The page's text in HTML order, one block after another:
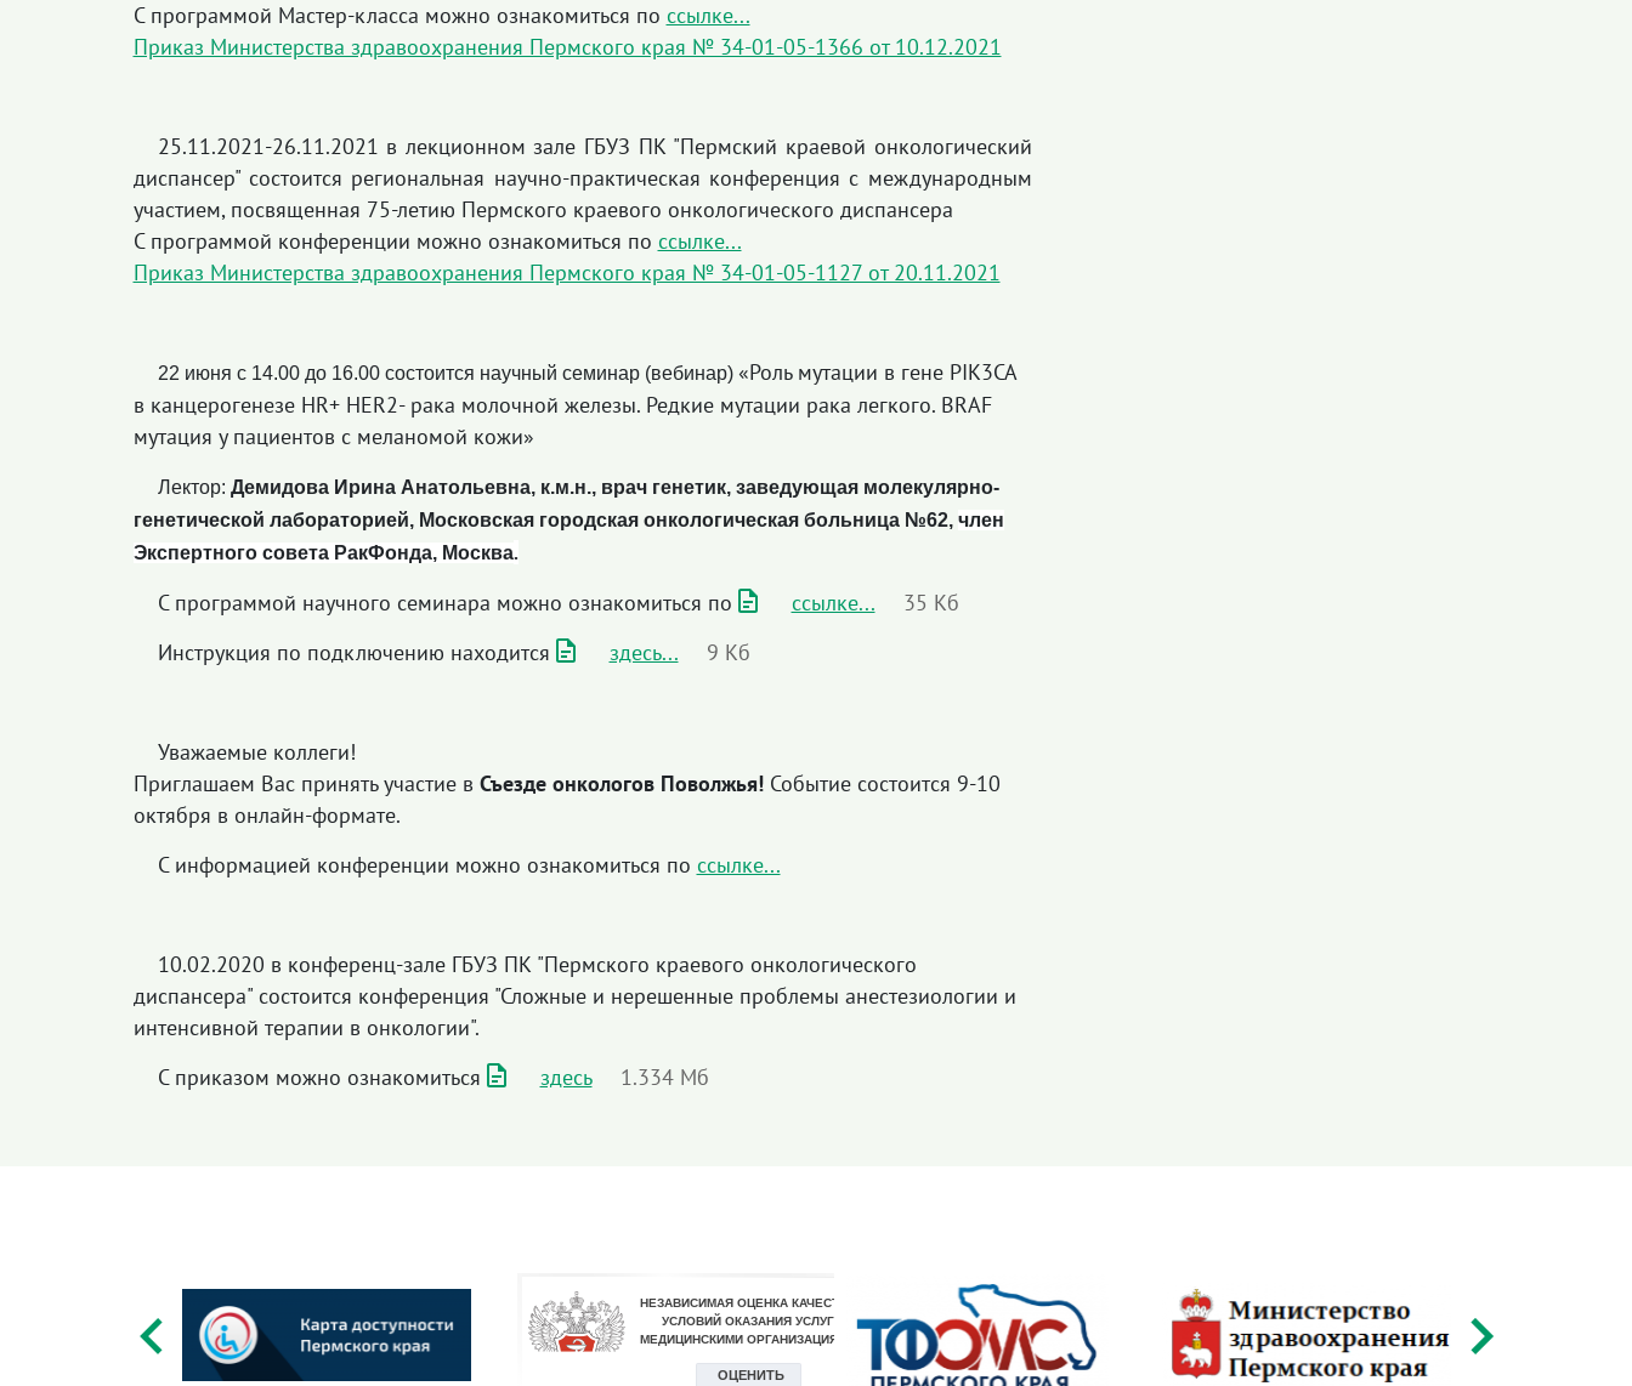
С программой Мастер-класса можно ознакомиться по ссылке...
Приказ Министерства здравоохранения Пермского края № 34-01-05-1366 от 10.12.2021
25.11.2021-26.11.2021 в лекционном зале ГБУЗ ПК "Пермский краевой онкологический
диспансер" состоится региональная научно-практическая конференция с международным
участием, посвященная 75-летию Пермского краевого онкологического диспансера
С программой конференции можно ознакомиться по ссылке...
Приказ Министерства здравоохранения Пермского края № 34-01-05-1127 от 20.11.2021
22 июня с 14.00 до 16.00 состоится научный семинар (вебинар) «Роль мутации в гене PIK3CA
в канцерогенезе HR+ HER2- рака молочной железы. Редкие мутации рака легкого. BRAF
мутация у пациентов с меланомой кожи»
Лектор: Демидова Ирина Анатольевна, к.м.н., врач генетик, заведующая молекулярно-
генетической лабораторией, Московская городская онкологическая больница №62, член
Экспертного совета РакФонда, Москва.
С программой научного семинара можно ознакомиться по ссылке...
35 Кб
Инструкция по подключению находится
здесь... 9 Кб
Уважаемые коллеги!
Приглашаем Вас принять участие в Съезде онкологов Поволжья!Событие состоится 9-10
октября в онлайн-формате.
С информацией конференции можно ознакомиться по ссылке...
10.02.2020 в конференц-зале ГБУЗ ПК "Пермского краевого онкологического
диспансера" состоится конференция "Сложные и нерешенные проблемы анестезиологии и
интенсивной терапии в онкологии".
С приказом можно ознакомиться
здесь 1.334 Мб